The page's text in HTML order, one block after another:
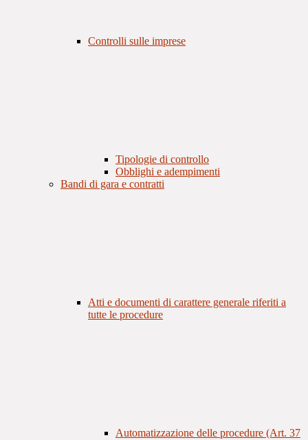
Controlli sulle imprese
Tipologie di controllo
Obblighi e adempimenti
Bandi di gara e contratti
Atti e documenti di carattere generale riferiti a
tutte le procedure
Automatizzazione delle procedure (Art. 37